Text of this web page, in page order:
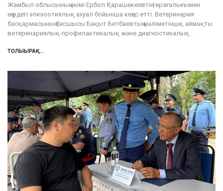
Жамбыл облысының әкімі Ербол Қарашөкеевтің төрағалығымен
өңірдегі эпизоотиялық ахуал бойынша кеңес өтті. Ветеринария
басқармасының басшысы Бақыт Бетбаевтың мәліметінше, аймақты
ветеринариялық-профилактикалық және диагностикалық…
ТОЛЫҒЫРАҚ...